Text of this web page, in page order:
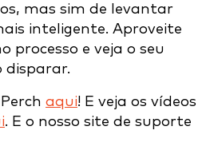
mas sim de levantar
inteligente. Aproveite
processo e veja o seu
disparar.
aqui! E veja os vídeos
. E o nosso site de suporte